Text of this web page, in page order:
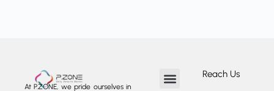
At P.ZONE, we pride ourselves in
Reach Us